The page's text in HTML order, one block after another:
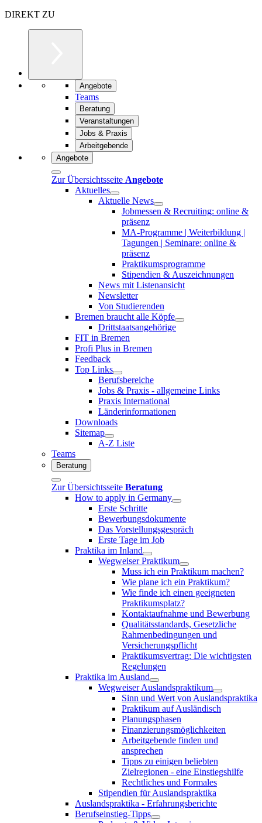
DIREKT ZU
Angebote
Teams
Beratung
Veranstaltungen
Jobs & Praxis
Arbeitgebende
Angebote
Zur Übersichtsseite Angebote
Aktuelles
Aktuelle News
Jobmessen & Recruiting: online &
präsenz
MA-Programme | Weiterbildung |
Tagungen | Seminare: online &
präsenz
Praktikumsprogramme
Stipendien & Auszeichnungen
News mit Listenansicht
Newsletter
Von Studierenden
Bremen braucht alle Köpfe
Drittstaatsangehörige
FIT in Bremen
Profi Plus in Bremen
Feedback
Top Links
Berufsbereiche
Jobs & Praxis - allgemeine Links
Praxis International
Länderinformationen
Downloads
Sitemap
A-Z Liste
Teams
Beratung
Zur Übersichtsseite Beratung
How to apply in Germany
Erste Schritte
Bewerbungsdokumente
Das Vorstellungsgespräch
Erste Tage im Job
Praktika im Inland
Wegweiser Praktikum
Muss ich ein Praktikum machen?
Wie plane ich ein Praktikum?
Wie finde ich einen geeigneten
Praktikumsplatz?
Kontaktaufnahme und Bewerbung
Qualitätsstandards, Gesetzliche
Rahmenbedingungen und
Versicherungspflicht
Praktikumsvertrag: Die wichtigsten
Regelungen
Praktika im Ausland
Wegweiser Auslandspraktikum
Sinn und Wert von Auslandspraktika
Praktikum auf Ausländisch
Planungsphasen
Finanzierungsmöglichkeiten
Arbeitgebende finden und
ansprechen
Tipps zu einigen beliebten
Zielregionen - eine Einstiegshilfe
Rechtliches und Formales
Stipendien für Auslandspraktika
Auslandspraktika - Erfahrungsberichte
Berufseinstieg-Tipps